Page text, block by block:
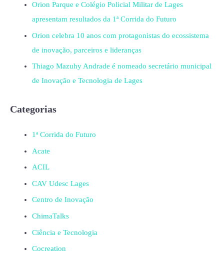
Orion Parque e Colégio Policial Militar de Lages
apresentam resultados da 1ª Corrida do Futuro
Orion celebra 10 anos com protagonistas do ecossistema
de inovação, parceiros e lideranças
Thiago Mazuhy Andrade é nomeado secretário municipal
de Inovação e Tecnologia de Lages
Categorias
1ª Corrida do Futuro
Acate
ACIL
CAV Udesc Lages
Centro de Inovação
ChimaTalks
Ciência e Tecnologia
Cocreation